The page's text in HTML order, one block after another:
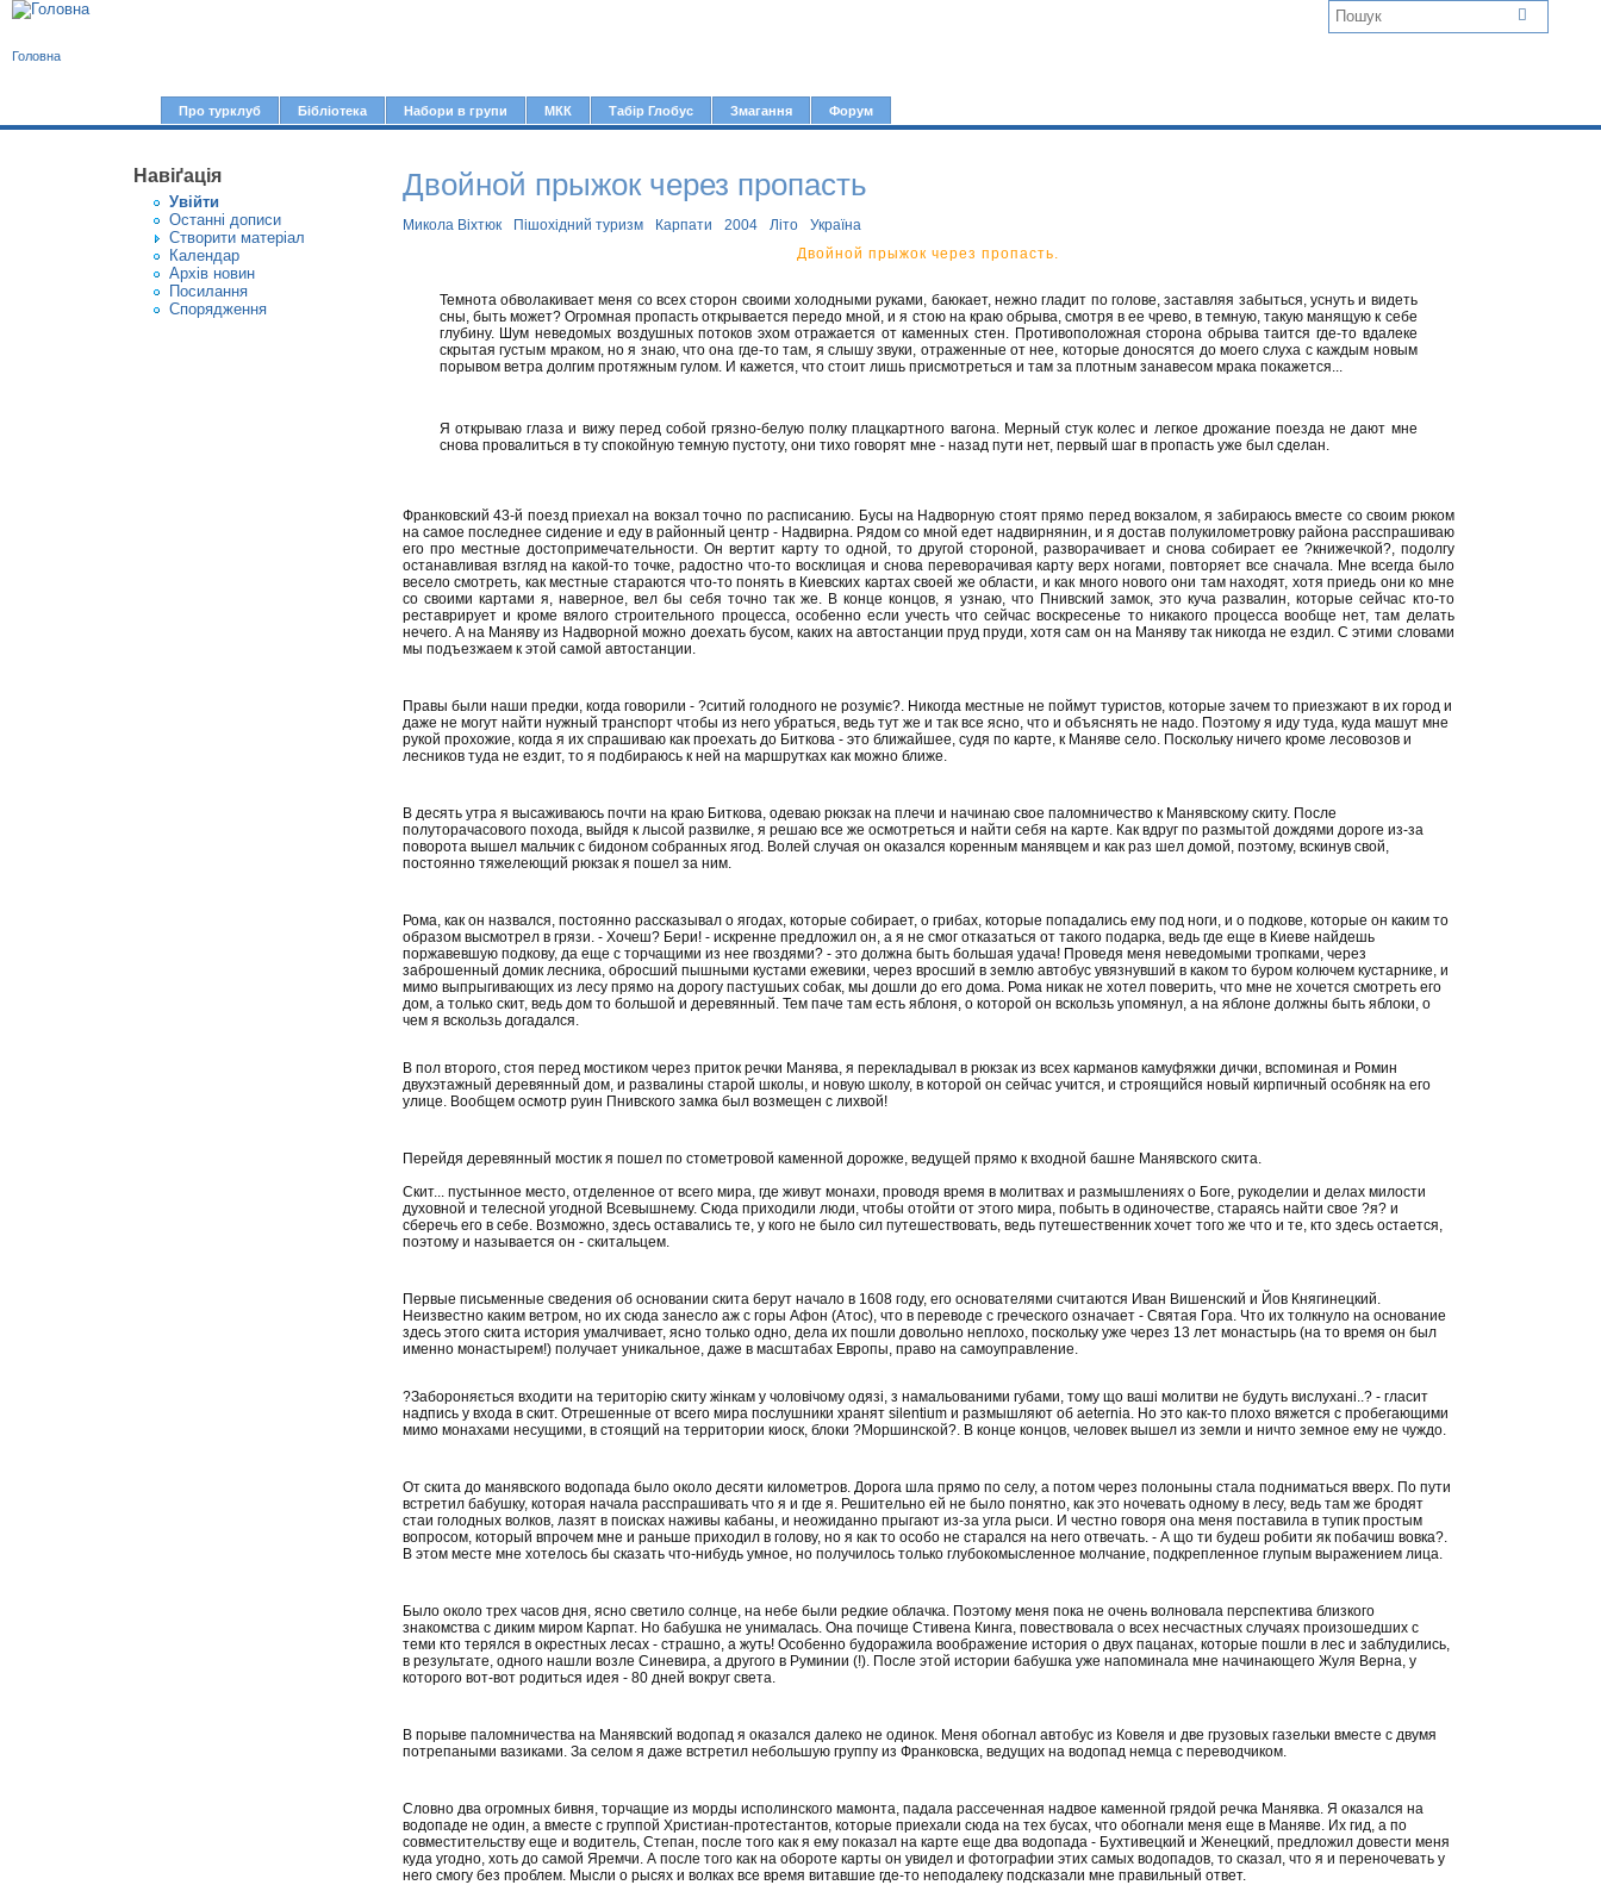
л
о
в
н
Про турклуб Бібліотека Набори в групи МКК Табір Глобус Змагання Форум
Головна
Навіґація
Увiйти
Останні дописи
Створити матерiал
Календар
Архів новин
Посилання
Спорядження
Двойной прыжок через пропасть
Микола Віхтюк Пішохідний туризм Карпати 2004 Літо
Україна
Двойной прыжок через пропасть.
Темнота обволакивает меня со всех сторон своими холодными руками, баюкает, нежно гладит по голове, заставляя забыться, уснуть и видеть
сны, быть может? Огромная пропасть открывается передо мной, и я стою на краю обрыва, смотря в ее чрево, в темную, такую манящую к себе
глубину. Шум неведомых воздушных потоков эхом отражается от каменных стен. Противоположная сторона обрыва таится где-то вдалеке
скрытая густым мраком, но я знаю, что она где-то там, я слышу звуки, отраженные от нее, которые доносятся до моего слуха с каждым новым
порывом ветра долгим протяжным гулом. И кажется, что стоит лишь присмотреться и там за плотным занавесом мрака покажется...
Я открываю глаза и вижу перед собой грязно-белую полку плацкартного вагона. Мерный стук колес и легкое дрожание поезда не дают мне
снова провалиться в ту спокойную темную пустоту, они тихо говорят мне - назад пути нет, первый шаг в пропасть уже был сделан.
Франковский 43-й поезд приехал на вокзал точно по расписанию. Бусы на Надворную стоят прямо перед вокзалом, я забираюсь вместе со своим рюком
на самое последнее сидение и еду в районный центр - Надвирна. Рядом со мной едет надвирнянин, и я достав полукилометровку района расспрашиваю
его про местные достопримечательности. Он вертит карту то одной, то другой стороной, разворачивает и снова собирает ее ?книжечкой?, подолгу
останавливая взгляд на какой-то точке, радостно что-то восклицая и снова переворачивая карту верх ногами, повторяет все сначала. Мне всегда было
весело смотреть, как местные стараются что-то понять в Киевских картах своей же области, и как много нового они там находят, хотя приедь они ко мне
со своими картами я, наверное, вел бы себя точно так же. В конце концов, я узнаю, что Пнивский замок, это куча развалин, которые сейчас кто-то
реставрирует и кроме вялого строительного процесса, особенно если учесть что сейчас воскресенье то никакого процесса вообще нет, там делать
нечего. А на Маняву из Надворной можно доехать бусом, каких на автостанции пруд пруди, хотя сам он на Маняву так никогда не ездил. С этими словами
мы подъезжаем к этой самой автостанции.
Правы были наши предки, когда говорили - ?ситий голодного не розуміє?. Никогда местные не поймут туристов, которые зачем то приезжают в их город и
даже не могут найти нужный транспорт чтобы из него убраться, ведь тут же и так все ясно, что и объяснять не надо. Поэтому я иду туда, куда машут мне
рукой прохожие, когда я их спрашиваю как проехать до Биткова - это ближайшее, судя по карте, к Маняве село. Поскольку ничего кроме лесовозов и
лесников туда не ездит, то я подбираюсь к ней на маршрутках как можно ближе.
В десять утра я высаживаюсь почти на краю Биткова, одеваю рюкзак на плечи и начинаю свое паломничество к Манявскому скиту. После
полуторачасового похода, выйдя к лысой развилке, я решаю все же осмотреться и найти себя на карте. Как вдруг по размытой дождями дороге из-за
поворота вышел мальчик с бидоном собранных ягод. Волей случая он оказался коренным манявцем и как раз шел домой, поэтому, вскинув свой,
постоянно тяжелеющий рюкзак я пошел за ним.
Рома, как он назвался, постоянно рассказывал о ягодах, которые собирает, о грибах, которые попадались ему под ноги, и о подкове, которые он каким то
образом высмотрел в грязи. - Хочеш? Бери! - искренне предложил он, а я не смог отказаться от такого подарка, ведь где еще в Киеве найдешь
поржавевшую подкову, да еще с торчащими из нее гвоздями? - это должна быть большая удача! Проведя меня неведомыми тропками, через
заброшенный домик лесника, обросший пышными кустами ежевики, через вросший в землю автобус увязнувший в каком то буром колючем кустарнике, и
мимо выпрыгивающих из лесу прямо на дорогу пастушьих собак, мы дошли до его дома. Рома никак не хотел поверить, что мне не хочется смотреть его
дом, а только скит, ведь дом то большой и деревянный. Тем паче там есть яблоня, о которой он вскользь упомянул, а на яблоне должны быть яблоки, о
чем я вскользь догадался.
В пол второго, стоя перед мостиком через приток речки Манява, я перекладывал в рюкзак из всех карманов камуфяжки дички, вспоминая и Ромин
двухэтажный деревянный дом, и развалины старой школы, и новую школу, в которой он сейчас учится, и строящийся новый кирпичный особняк на его
улице. Вообщем осмотр руин Пнивского замка был возмещен с лихвой!
Перейдя деревянный мостик я пошел по стометровой каменной дорожке, ведущей прямо к входной башне Манявского скита.
Скит... пустынное место, отделенное от всего мира, где живут монахи, проводя время в молитвах и размышлениях о Боге, рукоделии и делах милости
духовной и телесной угодной Всевышнему. Сюда приходили люди, чтобы отойти от этого мира, побыть в одиночестве, стараясь найти свое ?я? и
сберечь его в себе. Возможно, здесь оставались те, у кого не было сил путешествовать, ведь путешественник хочет того же что и те, кто здесь остается,
поэтому и называется он - скитальцем.
Первые письменные сведения об основании скита берут начало в 1608 году, его основателями считаются Иван Вишенский и Йов Княгинецкий.
Неизвестно каким ветром, но их сюда занесло аж с горы Афон (Атос), что в переводе с греческого означает - Святая Гора. Что их толкнуло на основание
здесь этого скита история умалчивает, ясно только одно, дела их пошли довольно неплохо, поскольку уже через 13 лет монастырь (на то время он был
именно монастырем!) получает уникальное, даже в масштабах Европы, право на самоуправление.
?Забороняється входити на територію скиту жінкам у чоловічому одязі, з намальованими губами, тому що ваші молитви не будуть вислухані..? - гласит
надпись у входа в скит. Отрешенные от всего мира послушники хранят silentium и размышляют об aeternia. Но это как-то плохо вяжется с пробегающими
мимо монахами несущими, в стоящий на территории киоск, блоки ?Моршинской?. В конце концов, человек вышел из земли и ничто земное ему не чуждо.
От скита до манявского водопада было около десяти километров. Дорога шла прямо по селу, а потом через полоныны стала подниматься вверх. По пути
встретил бабушку, которая начала расспрашивать что я и где я. Решительно ей не было понятно, как это ночевать одному в лесу, ведь там же бродят
стаи голодных волков, лазят в поисках наживы кабаны, и неожиданно прыгают из-за угла рыси. И честно говоря она меня поставила в тупик простым
вопросом, который впрочем мне и раньше приходил в голову, но я как то особо не старался на него отвечать. - А що ти будеш робити як побачиш вовка?.
В этом месте мне хотелось бы сказать что-нибудь умное, но получилось только глубокомысленное молчание, подкрепленное глупым выражением лица.
Было около трех часов дня, ясно светило солнце, на небе были редкие облачка. Поэтому меня пока не очень волновала перспектива близкого
знакомства с диким миром Карпат. Но бабушка не унималась. Она почище Стивена Кинга, повествовала о всех несчастных случаях произошедших с
теми кто терялся в окрестных лесах - страшно, а жуть! Особенно будоражила воображение история о двух пацанах, которые пошли в лес и заблудились,
в результате, одного нашли возле Синевира, а другого в Руминии (!). После этой истории бабушка уже напоминала мне начинающего Жуля Верна, у
которого вот-вот родиться идея - 80 дней вокруг света.
В порыве паломничества на Манявский водопад я оказался далеко не одинок. Меня обогнал автобус из Ковеля и две грузовых газельки вместе с двумя
потрепаными вазиками. За селом я даже встретил небольшую группу из Франковска, ведущих на водопад немца с переводчиком.
Словно два огромных бивня, торчащие из морды исполинского мамонта, падала рассеченная надвое каменной грядой речка Манявка. Я оказался на
водопаде не один, а вместе с группой Христиан-протестантов, которые приехали сюда на тех бусах, что обогнали меня еще в Маняве. Их гид, а по
совместительству еще и водитель, Степан, после того как я ему показал на карте еще два водопада - Бухтивецкий и Женецкий, предложил довести меня
куда угодно, хоть до самой Яремчи. А после того как на обороте карты он увидел и фотографии этих самых водопадов, то сказал, что я и переночевать у
него смогу без проблем. Мысли о рысях и волках все время витавшие где-то неподалеку подсказали мне правильный ответ.